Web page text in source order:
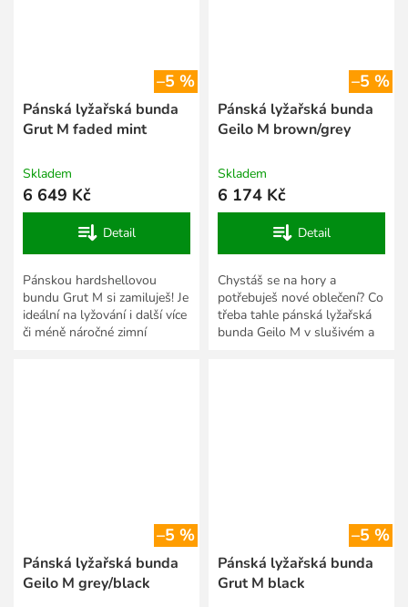
–5 %
Pánská lyžařská bunda
Grut M faded mint
Skladem
6 649 Kč
Detail
Pánskou hardshellovou
bundu Grut M si zamiluješ! Je
ideální na lyžování i další více
či méně náročné zimní
–5 %
Pánská lyžařská bunda
Geilo M brown/grey
Skladem
6 174 Kč
Detail
Chystáš se na hory a
potřebuješ nové oblečení? Co
třeba tahle pánská lyžařská
bunda Geilo M v slušivém a
–5 %
Pánská lyžařská bunda
Geilo M grey/black
–5 %
Pánská lyžařská bunda
Grut M black